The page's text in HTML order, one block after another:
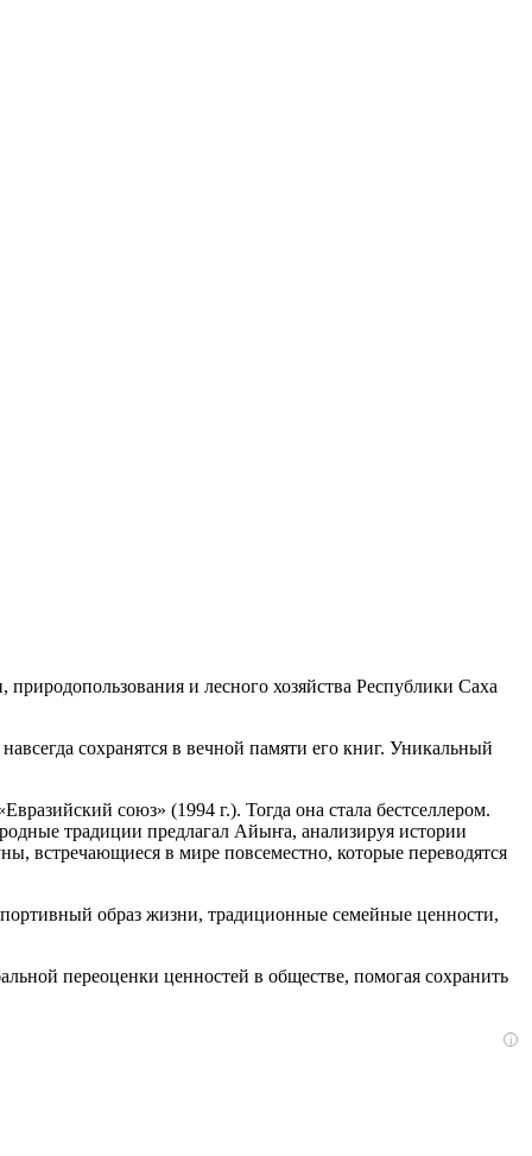
и лесного хозяйства Республики Саха
сохранятся в вечной памяти его книг. Уникальный
союз» (1994 г.). Тогда она стала бестселлером.
традиции предлагал Айыҥа, анализируя истории
встречающиеся в мире повсеместно, которые переводятся
образ жизни, традиционные семейные ценности,
переоценки ценностей в обществе, помогая сохранить
i